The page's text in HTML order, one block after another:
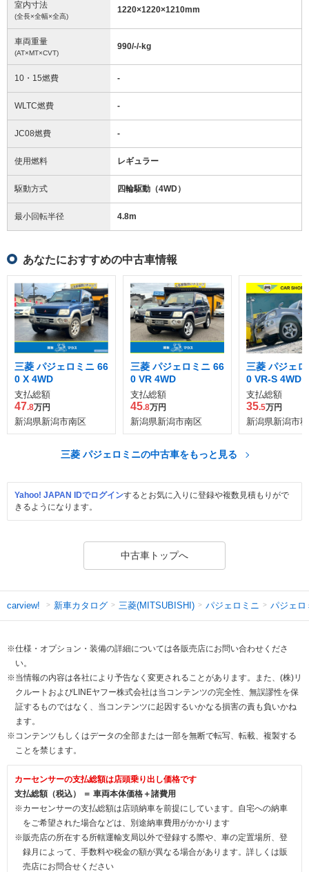
室内寸法
(全長×全幅×全高)
1220×1220×1210mm
車両重量
(AT×MT×CVT)
990/-/-kg
10・15燃費 -
WLTC燃費 -
JC08燃費 -
使用燃料 レギュラー
駆動方式 四輪駆動（4WD）
最小回転半径 4.8m
あなたにおすすめの中古車情報
三菱 パジェロミニ 66
0 X 4WD
支払総額
47.8万円
新潟県新潟市南区
三菱 パジェロミニ 66
0 VR 4WD
支払総額
45.8万円
新潟県新潟市南区
三菱 パジェ
0 VR-S 4WD
支払総額
35.5万円
新潟県新潟市
三菱 パジェロミニの中古車をもっと見る
Yahoo! JAPAN IDでログインするとお気に入りに登録や複数見積もりがで
きるようになります。
中古車トップへ
carview! 新車カタログ 三菱(MITSUBISHI) パジェロミニ パジェロ
※仕様・オプション・装備の詳細については各販売店にお問い合わせくださ
い。
※当情報の内容は各社により予告なく変更されることがあります。また、(株)リ
クルートおよびLINEヤフー株式会社は当コンテンツの完全性、無誤謬性を保
証するものではなく、当コンテンツに起因するいかなる損害の責も負いかね
ます。
※コンテンツもしくはデータの全部または一部を無断で転写、転載、複製する
ことを禁じます。
カーセンサーの支払総額は店頭乗り出し価格です
支払総額（税込） ＝ 車両本体価格＋諸費用
※カーセンサーの支払総額は店頭納車を前提にしています。自宅への納車
をご希望された場合などは、別途納車費用がかかります
※販売店の所在する所轄運輸支局以外で登録する際や、車の定置場所、登
録月によって、手数料や税金の額が異なる場合があります。詳しくは販
売店にお問合せください